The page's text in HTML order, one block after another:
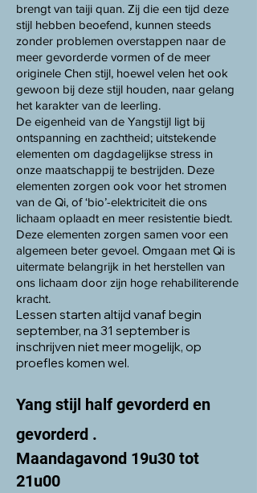
brengt van taiji quan. Zij die een tijd deze
stijl hebben beoefend, kunnen steeds
zonder problemen overstappen naar de
meer gevorderde vormen of de meer
originele Chen stijl, hoewel velen het ook
gewoon bij deze stijl houden, naar gelang
het karakter van de leerling.
De eigenheid van de Yangstijl ligt bij
ontspanning en zachtheid; uitstekende
elementen om dagdagelijkse stress in
onze maatschappij te bestrijden. Deze
elementen zorgen ook voor het stromen
van de Qi, of ‘bio’-elektriciteit die ons
lichaam oplaadt en meer resistentie biedt.
Deze elementen zorgen samen voor een
algemeen beter gevoel. Omgaan met Qi is
uitermate belangrijk in het herstellen van
ons lichaam door zijn hoge rehabiliterende
kracht.
Lessen starten altijd vanaf begin
september, na 31 september is
inschrijven niet meer mogelijk, op
proefles komen wel.
Yang stijl half gevorderd en
gevorderd .
Maandagavond 19u30 tot
21u00